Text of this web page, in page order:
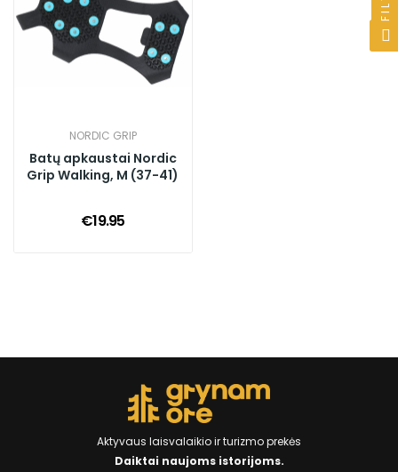
NORDIC GRIP
Batų apkaustai Nordic
Grip Walking, M (37-41)
€19.95
Aktyvaus laisvalaikio ir turizmo prekės
Daiktai naujoms istorijoms.